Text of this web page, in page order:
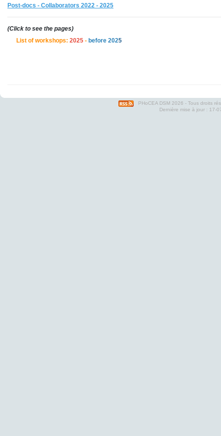
Post-docs - Collaborators 2022 - 2025
(Click to see the pages)
List of workshops: 2025 - before 2025
PHoCEA DSM 2026 - Tous droits
Dernière mise à jour : 17-